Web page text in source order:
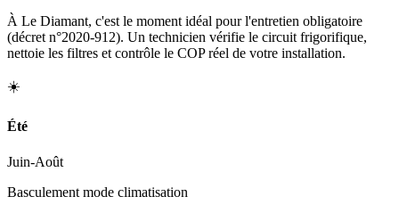
À Le Diamant, c'est le moment idéal pour l'entretien obligatoire
(décret n°2020-912). Un technicien vérifie le circuit frigorifique,
nettoie les filtres et contrôle le COP réel de votre installation.
☀️
Été
Juin-Août
Basculement mode climatisation